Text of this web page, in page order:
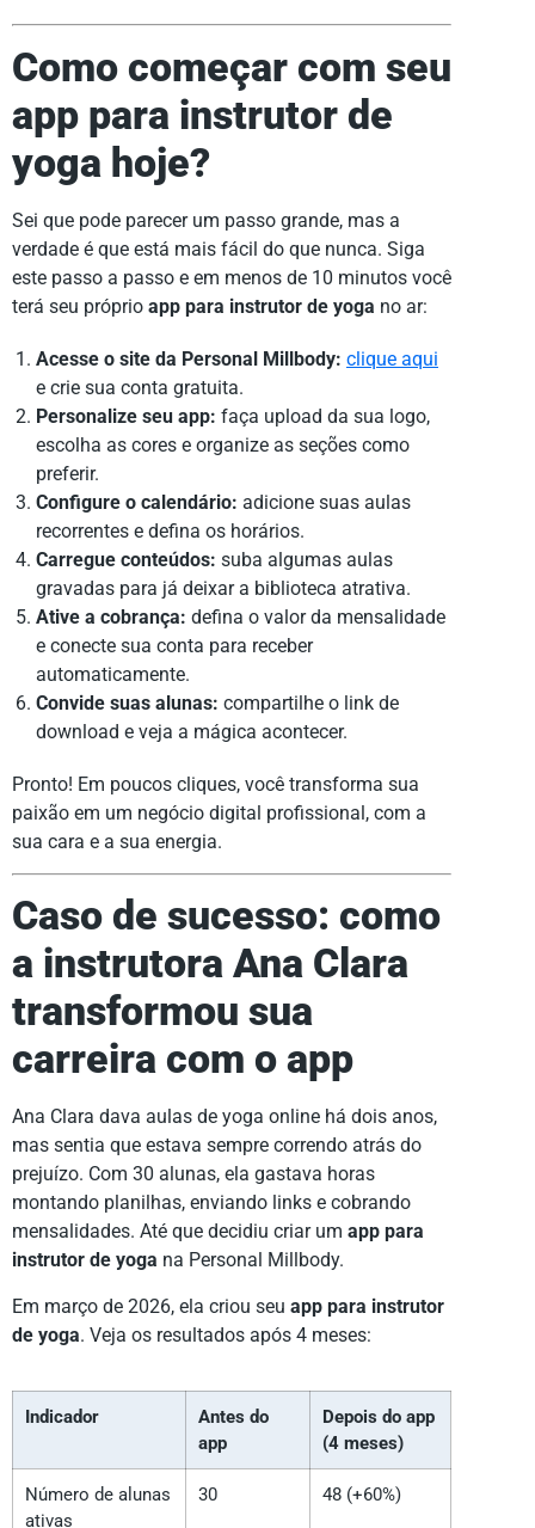
Como começar com seu
app para instrutor de
yoga hoje?
Sei que pode parecer um passo grande, mas a
verdade é que está mais fácil do que nunca. Siga
este passo a passo e em menos de 10 minutos você
terá seu próprio app para instrutor de yoga no ar:
Acesse o site da Personal Millbody: clique aqui
e crie sua conta gratuita.
Personalize seu app: faça upload da sua logo,
escolha as cores e organize as seções como
preferir.
Configure o calendário: adicione suas aulas
recorrentes e defina os horários.
Carregue conteúdos: suba algumas aulas
gravadas para já deixar a biblioteca atrativa.
Ative a cobrança: defina o valor da mensalidade
e conecte sua conta para receber
automaticamente.
Convide suas alunas: compartilhe o link de
download e veja a mágica acontecer.
Pronto! Em poucos cliques, você transforma sua
paixão em um negócio digital profissional, com a
sua cara e a sua energia.
Caso de sucesso: como
a instrutora Ana Clara
transformou sua
carreira com o app
Ana Clara dava aulas de yoga online há dois anos,
mas sentia que estava sempre correndo atrás do
prejuízo. Com 30 alunas, ela gastava horas
montando planilhas, enviando links e cobrando
mensalidades. Até que decidiu criar um app para
instrutor de yoga na Personal Millbody.
Em março de 2026, ela criou seu app para instrutor
de yoga. Veja os resultados após 4 meses:
Indicador
Antes do
app
Depois do app
(4 meses)
Número de alunas
ativas
30 48 (+60%)